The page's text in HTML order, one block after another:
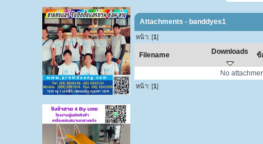
Attachments - banddyes1
หน้า: [1]
Filename Downloads ข้
No
หน้า: [1]